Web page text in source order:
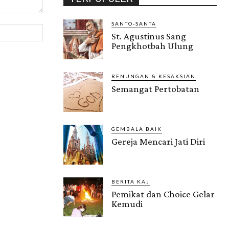
Website:
SANTO-SANTA
St. Agustinus Sang
Pengkhotbah Ulung
RENUNGAN & KESAKSIAN
Semangat Pertobatan
GEMBALA BAIK
Gereja Mencari Jati Diri
BERITA KAJ
Pemikat dan Choice Gelar
Kemudi
Gendis.ID